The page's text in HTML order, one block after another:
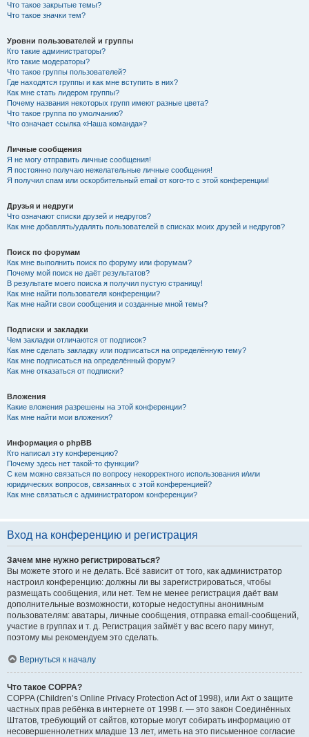
Что такое закрытые темы?
Что такое значки тем?
Уровни пользователей и группы
Кто такие администраторы?
Кто такие модераторы?
Что такое группы пользователей?
Где находятся группы и как мне вступить в них?
Как мне стать лидером группы?
Почему названия некоторых групп имеют разные цвета?
Что такое группа по умолчанию?
Что означает ссылка «Наша команда»?
Личные сообщения
Я не могу отправить личные сообщения!
Я постоянно получаю нежелательные личные сообщения!
Я получил спам или оскорбительный email от кого-то с этой конференции!
Друзья и недруги
Что означают списки друзей и недругов?
Как мне добавлять/удалять пользователей в списках моих друзей и недругов?
Поиск по форумам
Как мне выполнить поиск по форуму или форумам?
Почему мой поиск не даёт результатов?
В результате моего поиска я получил пустую страницу!
Как мне найти пользователя конференции?
Как мне найти свои сообщения и созданные мной темы?
Подписки и закладки
Чем закладки отличаются от подписок?
Как мне сделать закладку или подписаться на определённую тему?
Как мне подписаться на определённый форум?
Как мне отказаться от подписки?
Вложения
Какие вложения разрешены на этой конференции?
Как мне найти мои вложения?
Информация о phpBB
Кто написал эту конференцию?
Почему здесь нет такой-то функции?
С кем можно связаться по вопросу некорректного использования и/или
юридических вопросов, связанных с этой конференцией?
Как мне связаться с администратором конференции?
Вход на конференцию и регистрация
Зачем мне нужно регистрироваться?
Вы можете этого и не делать. Всё зависит от того, как администратор
настроил конференцию: должны ли вы зарегистрироваться, чтобы
размещать сообщения, или нет. Тем не менее регистрация даёт вам
дополнительные возможности, которые недоступны анонимным
пользователям: аватары, личные сообщения, отправка email-сообщений,
участие в группах и т. д. Регистрация займёт у вас всего пару минут,
поэтому мы рекомендуем это сделать.
Вернуться к началу
Что такое COPPA?
COPPA (Children’s Online Privacy Protection Act of 1998), или Акт о защите
частных прав ребёнка в интернете от 1998 г. — это закон Соединённых
Штатов, требующий от сайтов, которые могут собирать информацию от
несовершеннолетних младше 13 лет, иметь на это письменное согласие